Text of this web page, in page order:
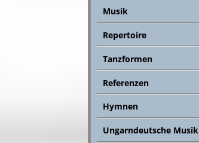
Musik
Repertoire
Tanzformen
Referenzen
Hymnen
Ungarndeutsche Musik